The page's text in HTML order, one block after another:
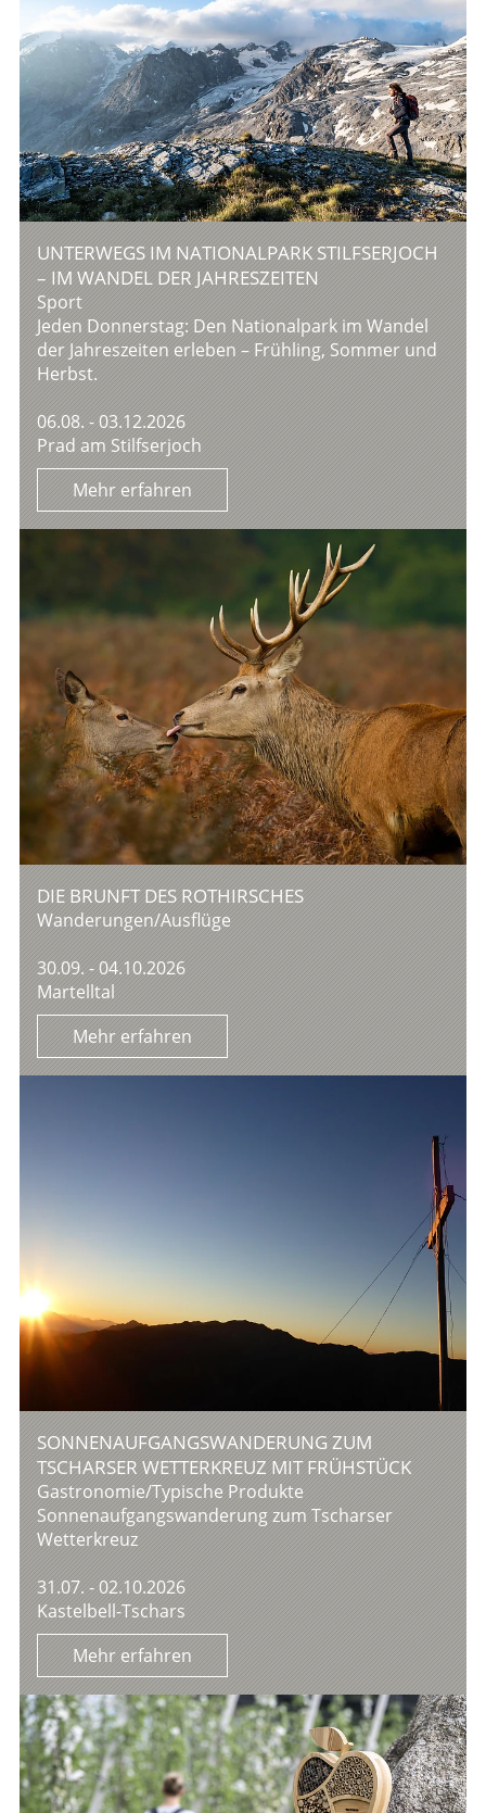
UNTERWEGS IM NATIONALPARK STILFSERJOCH
– IM WANDEL DER JAHRESZEITEN
Sport
Jeden Donnerstag: Den Nationalpark im Wandel
der Jahreszeiten erleben – Frühling, Sommer und
Herbst.
06.08. - 03.12.2026
Prad am Stilfserjoch
Mehr erfahren
DIE BRUNFT DES ROTHIRSCHES
Wanderungen/Ausflüge
30.09. - 04.10.2026
Martelltal
Mehr erfahren
SONNENAUFGANGSWANDERUNG ZUM
TSCHARSER WETTERKREUZ MIT FRÜHSTÜCK
Gastronomie/Typische Produkte
Sonnenaufgangswanderung zum Tscharser
Wetterkreuz
31.07. - 02.10.2026
Kastelbell-Tschars
Mehr erfahren